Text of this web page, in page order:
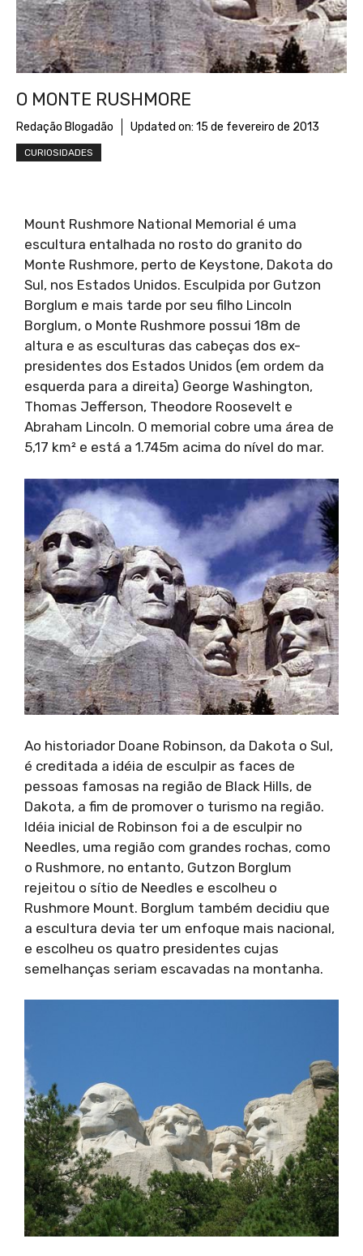
O MONTE RUSHMORE
Redação Blogadão Updated on: 15 de fevereiro de 2013
CURIOSIDADES
Mount Rushmore National Memorial é uma
escultura entalhada no rosto do granito do
Monte Rushmore, perto de Keystone, Dakota do
Sul, nos Estados Unidos. Esculpida por Gutzon
Borglum e mais tarde por seu filho Lincoln
Borglum, o Monte Rushmore possui 18m de
altura e as esculturas das cabeças dos ex-
presidentes dos Estados Unidos (em ordem da
esquerda para a direita) George Washington,
Thomas Jefferson, Theodore Roosevelt e
Abraham Lincoln. O memorial cobre uma área de
5,17 km² e está a 1.745m acima do nível do mar.
Ao historiador Doane Robinson, da Dakota o Sul,
é creditada a idéia de esculpir as faces de
pessoas famosas na região de Black Hills, de
Dakota, a fim de promover o turismo na região.
Idéia inicial de Robinson foi a de esculpir no
Needles, uma região com grandes rochas, como
o Rushmore, no entanto, Gutzon Borglum
rejeitou o sítio de Needles e escolheu o
Rushmore Mount. Borglum também decidiu que
a escultura devia ter um enfoque mais nacional,
e escolheu os quatro presidentes cujas
semelhanças seriam escavadas na montanha.